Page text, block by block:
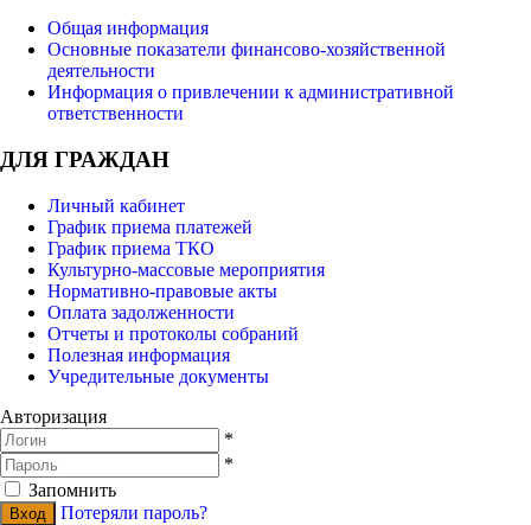
Общая информация
Основные показатели финансово-хозяйственной
деятельности
Информация о привлечении к административной
ответственности
ДЛЯ ГРАЖДАН
Личный кабинет
График приема платежей
График приема ТКО
Культурно-массовые мероприятия
Нормативно-правовые акты
Оплата задолженности
Отчеты и протоколы собраний
Полезная информация
Учредительные документы
Авторизация
*
*
Запомнить
Потеряли пароль?